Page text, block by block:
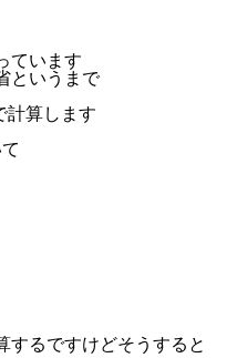
ています
というまで
計算します
するですけどそうすると